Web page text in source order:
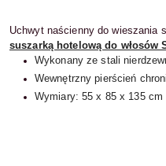
Uchwyt naścienny do wieszania
suszarką hotelową do włosów
Wykonany ze stali
Wewnętrzny pierścień
Wymiary: 55 x 85 x 135 cm